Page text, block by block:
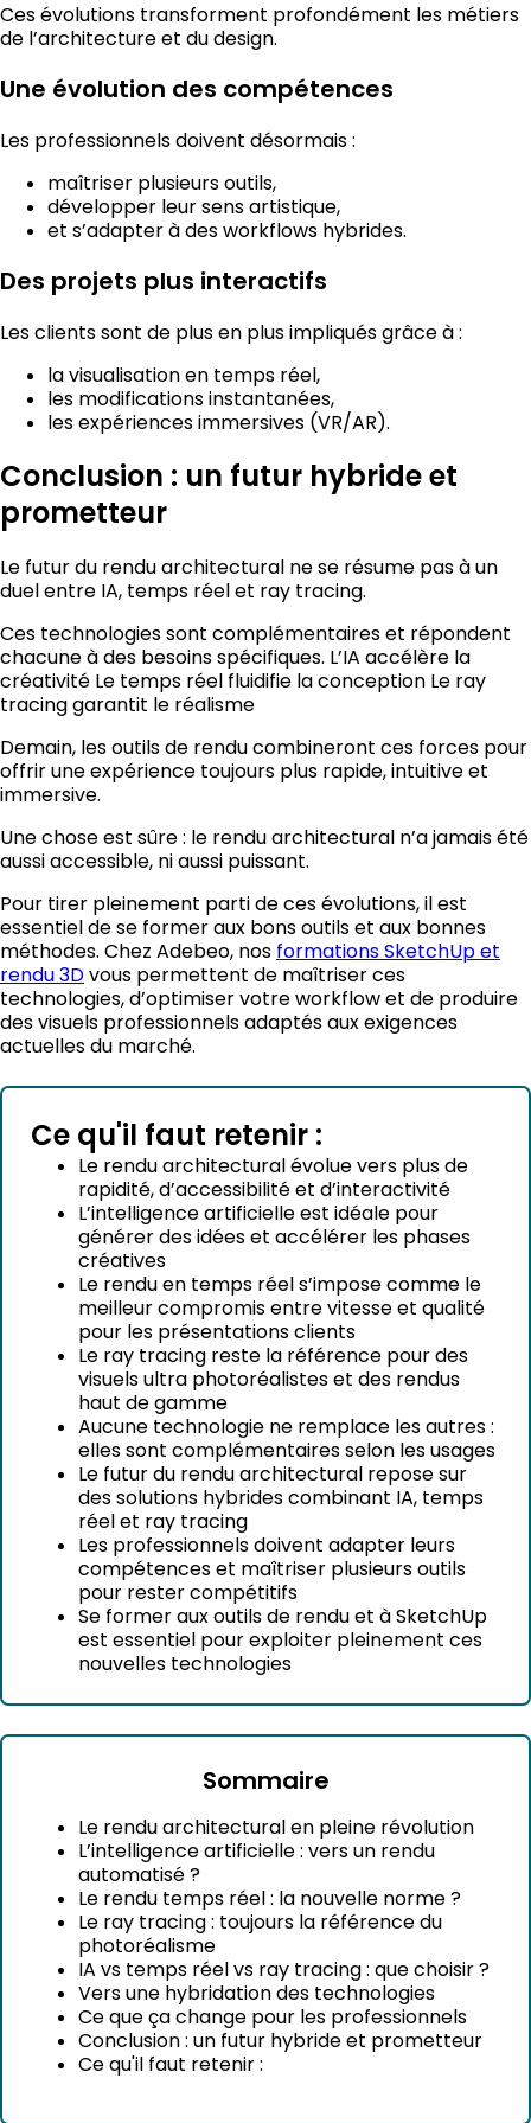
Ces évolutions transforment profondément les métiers
de l’architecture et du design.
Une évolution des compétences
Les professionnels doivent désormais :
maîtriser plusieurs outils,
développer leur sens artistique,
et s’adapter à des workflows hybrides.
Des projets plus interactifs
Les clients sont de plus en plus impliqués grâce à :
la visualisation en temps réel,
les modifications instantanées,
les expériences immersives (VR/AR).
Conclusion : un futur hybride et
prometteur
Le futur du rendu architectural ne se résume pas à un
duel entre IA, temps réel et ray tracing.
Ces technologies sont complémentaires et répondent
chacune à des besoins spécifiques. L’IA accélère la
créativité Le temps réel fluidifie la conception Le ray
tracing garantit le réalisme
Demain, les outils de rendu combineront ces forces pour
offrir une expérience toujours plus rapide, intuitive et
immersive.
Une chose est sûre : le rendu architectural n’a jamais été
aussi accessible, ni aussi puissant.
Pour tirer pleinement parti de ces évolutions, il est
essentiel de se former aux bons outils et aux bonnes
méthodes. Chez Adebeo, nos formations SketchUp et
rendu 3D vous permettent de maîtriser ces
technologies, d’optimiser votre workflow et de produire
des visuels professionnels adaptés aux exigences
actuelles du marché.
Ce qu'il faut retenir :
Le rendu architectural évolue vers plus de
rapidité, d’accessibilité et d’interactivité
L’intelligence artificielle est idéale pour
générer des idées et accélérer les phases
créatives
Le rendu en temps réel s’impose comme le
meilleur compromis entre vitesse et qualité
pour les présentations clients
Le ray tracing reste la référence pour des
visuels ultra photoréalistes et des rendus
haut de gamme
Aucune technologie ne remplace les autres :
elles sont complémentaires selon les usages
Le futur du rendu architectural repose sur
des solutions hybrides combinant IA, temps
réel et ray tracing
Les professionnels doivent adapter leurs
compétences et maîtriser plusieurs outils
pour rester compétitifs
Se former aux outils de rendu et à SketchUp
est essentiel pour exploiter pleinement ces
nouvelles technologies
Sommaire
Le rendu architectural en pleine révolution
L’intelligence artificielle : vers un rendu
automatisé ?
Le rendu temps réel : la nouvelle norme ?
Le ray tracing : toujours la référence du
photoréalisme
IA vs temps réel vs ray tracing : que choisir ?
Vers une hybridation des technologies
Ce que ça change pour les professionnels
Conclusion : un futur hybride et prometteur
Ce qu'il faut retenir :